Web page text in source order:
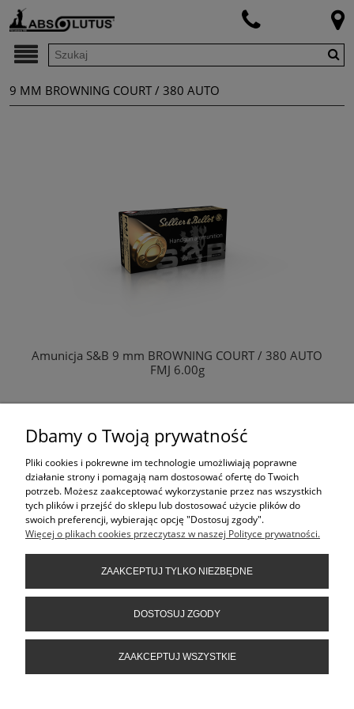
9 MM BROWNING COURT / 380 AUTO
Amunicja S&B 9 mm BROWNING COURT / 380 AUTO
FMJ 6.00g
ZAPYTAJ O PRODUKT
lub
tel: 413617021
KONTAKT
POMOC
Dbamy o Twoją prywatność
Pliki cookies i pokrewne im technologie umożliwiają poprawne
działanie strony i pomagają nam dostosować ofertę do Twoich
potrzeb. Możesz zaakceptować wykorzystanie przez nas wszystkich
tych plików i przejść do sklepu lub dostosować użycie plików do
swoich preferencji, wybierając opcję "Dostosuj zgody".
Więcej o plikach cookies przeczytasz w naszej Polityce prywatności.
ZAAKCEPTUJ TYLKO NIEZBĘDNE
DOSTOSUJ ZGODY
ZAAKCEPTUJ WSZYSTKIE